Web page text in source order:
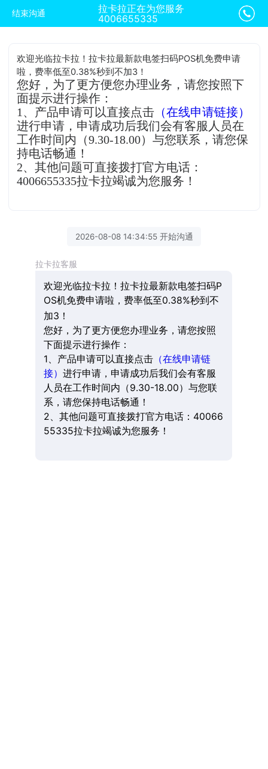
结束沟通
拉卡拉正在为您服务
4006655335
欢迎光临拉卡拉！拉卡拉最新款电签扫码POS机免费申请
啦，费率低至0.38%秒到不加3！
您好，为了更方便您办理业务，请您按照下
面提示进行操作：
1、产品申请可以直接点击 （在线申请链接）
进行申请，申请成功后我们会有客服人员在
工作时间内（9.30-18.00）与您联系，请您保
持电话畅通！
2、其他问题可直接拨打官方电话：
4006655335拉卡拉竭诚为您服务！
2026-08-08 14:34:55 开始沟通
拉卡拉客服
欢迎光临拉卡拉！拉卡拉最新款电签扫码P
OS机免费申请啦，费率低至0.38%秒到不
加3！
您好，为了更方便您办理业务，请您按照
下面提示进行操作：
1、产品申请可以直接点击（在线申请链
接） 进行申请，申请成功后我们会有客服
人员在工作时间内（9.30-18.00）与您联
系，请您保持电话畅通！
2、其他问题可直接拨打官方电话：40066
55335拉卡拉竭诚为您服务！